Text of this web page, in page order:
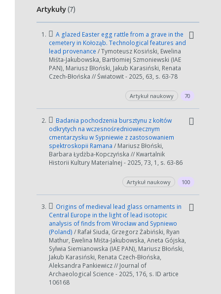
Artykuły(7)
1.
A glazed Easter egg rattle from a grave in the
cemetery in Kołoząb. Technological features and
lead provenance / Tymoteusz Kosiński, Ewelina
Miśta-Jakubowska, Bartłomiej Szmoniewski (IAE
PAN), Mariusz Błoński, Jakub Karasiński, Renata
Czech-Błońska // Światowit - 2025, 63, s. 63-78
Artykuł naukowy 70
2.
Badania pochodzenia bursztynu z kołtów
odkrytych na wczesnośredniowiecznym
cmentarzysku w Sypniewie z zastosowaniem
spektroskopii Ramana / Mariusz Błoński,
Barbara Łydżba-Kopczyńska // Kwartalnik
Historii Kultury Materialnej - 2025, 73, 1, s. 63-86
Artykuł naukowy 100
3.
Origins of medieval lead glass ornaments in
Central Europe in the light of lead isotopic
analysis of finds from Wrocław and Sypniewo
(Poland) / Rafał Siuda, Grzegorz Żabiński, Ryan
Mathur, Ewelina Miśta-Jakubowska, Aneta Gójska,
Sylwia Siemianowska (IAE PAN), Mariusz Błoński,
Jakub Karasiński, Renata Czech-Błońska,
Aleksandra Pankiewicz // Journal of
Archaeological Science - 2025, 176, s. ID artice
106168